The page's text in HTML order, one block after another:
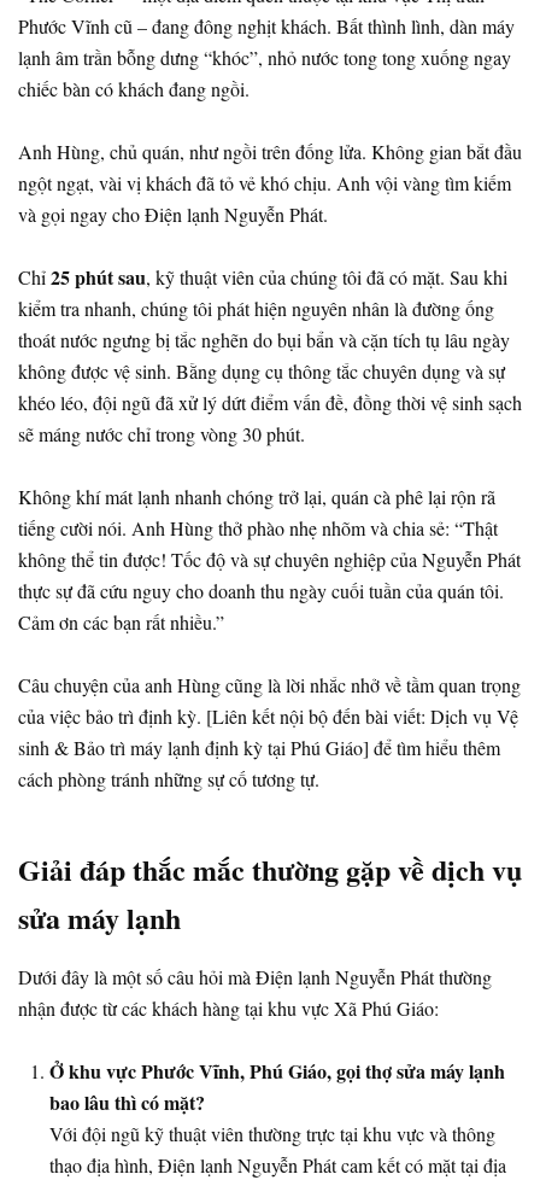
Phước Vĩnh cũ – đang đông nghịt khách. Bất thình lình, dàn máy
lạnh âm trần bỗng dưng “khóc”, nhỏ nước tong tong xuống ngay
chiếc bàn có khách đang ngồi.
Anh Hùng, chủ quán, như ngồi trên đống lửa. Không gian bắt đầu
ngột ngạt, vài vị khách đã tỏ vẻ khó chịu. Anh vội vàng tìm kiếm
và gọi ngay cho Điện lạnh Nguyễn Phát.
Chỉ25 phút sau, kỹ thuật viên của chúng tôi đã có mặt. Sau khi
kiểm tra nhanh, chúng tôi phát hiện nguyên nhân là đường ống
thoát nước ngưng bị tắc nghẽn do bụi bẩn và cặn tích tụ lâu ngày
không được vệ sinh. Bằng dụng cụ thông tắc chuyên dụng và sự
khéo léo, đội ngũ đã xử lý dứt điểm vấn đề, đồng thời vệ sinh sạch
sẽ máng nước chỉ trong vòng 30 phút.
Không khí mát lạnh nhanh chóng trở lại, quán cà phê lại rộn rã
tiếng cười nói. Anh Hùng thở phào nhẹ nhõm và chia sẻ: “Thật
không thể tin được! Tốc độ và sự chuyên nghiệp của Nguyễn Phát
thực sự đã cứu nguy cho doanh thu ngày cuối tuần của quán tôi.
Cảm ơn các bạn rất nhiều.”
Câu chuyện của anh Hùng cũng là lời nhắc nhở về tầm quan trọng
của việc bảo trì định kỳ. [Liên kết nội bộ đến bài viết: Dịch vụ Vệ
sinh & Bảo trì máy lạnh định kỳ tại Phú Giáo] để tìm hiểu thêm
cách phòng tránh những sự cố tương tự.
Giải đáp thắc mắc thường gặp về dịch vụ
sửa máy lạnh
Dưới đây là một số câu hỏi mà Điện lạnh Nguyễn Phát thường
nhận được từ các khách hàng tại khu vực Xã Phú Giáo:
Ở khu vực Phước Vĩnh, Phú Giáo, gọi thợ sửa máy lạnh
bao lâu thì có mặt?
Với đội ngũ kỹ thuật viên thường trực tại khu vực và thông
thạo địa hình, Điện lạnh Nguyễn Phát cam kết có mặt tại địa